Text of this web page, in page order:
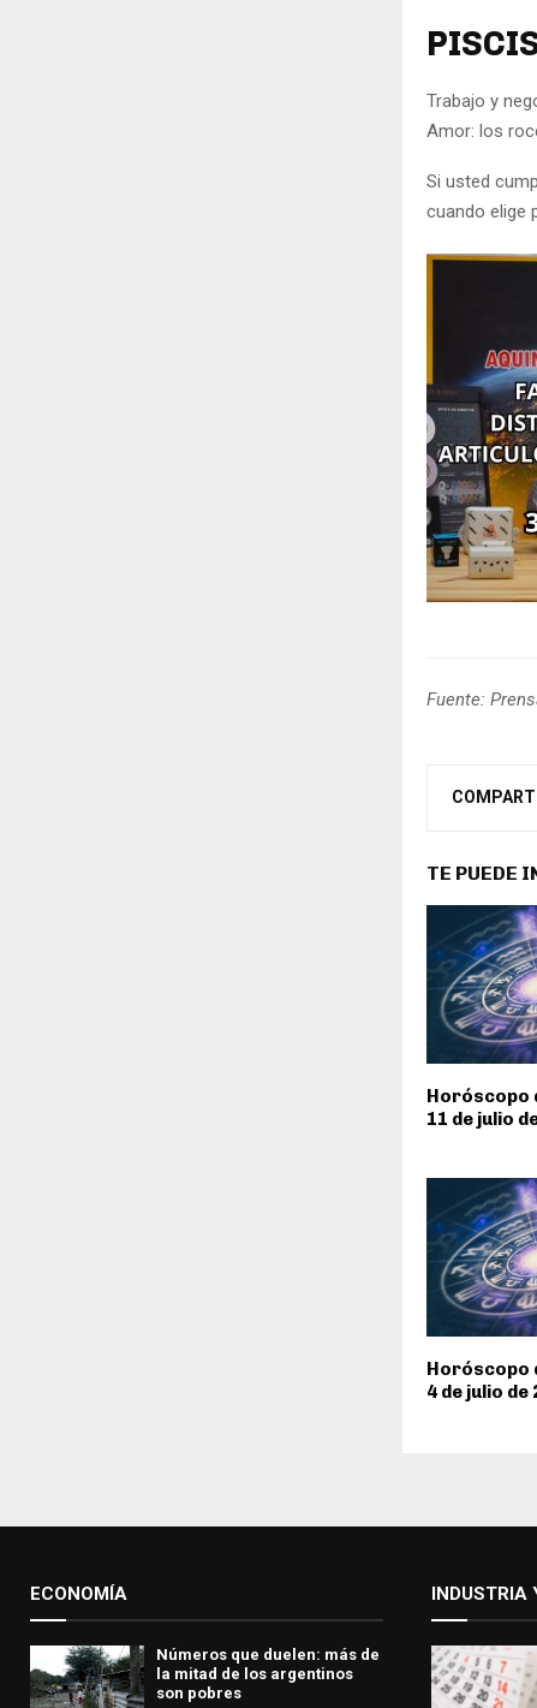
Trabajo y
Amor: los
Si usted
cuando elige
Fuente:
TE PUEDE
Horóscopo
11 de julio
Horóscopo
4 de julio de
ECONOMÍA
Números que duelen: más de
la mitad de los argentinos
son pobres
INDUSTRIA